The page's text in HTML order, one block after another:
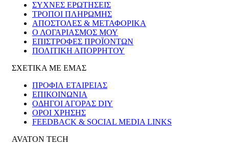
ΣΥΧΝΕΣ ΕΡΩΤΗΣΕΙΣ
ΤΡΟΠΟΙ ΠΛΗΡΩΜΗΣ
ΑΠΟΣΤΟΛΕΣ & ΜΕΤΑΦΟΡΙΚΑ
Ο ΛΟΓΑΡΙΑΣΜΟΣ ΜΟΥ
ΕΠΙΣΤΡΟΦΕΣ ΠΡΟΪΟΝΤΩΝ
ΠΟΛΙΤΙΚΗ ΑΠΟΡΡΗΤΟΥ
ΣΧΕΤΙΚΑ ΜΕ ΕΜΑΣ
ΠΡΟΦΙΛ ΕΤΑΙΡΕΙΑΣ
ΕΠΙΚΟΙΝΩΝΙΑ
ΟΔΗΓΟΙ ΑΓΟΡΑΣ DIY
ΟΡΟΙ ΧΡΗΣΗΣ
FEEDBACK & SOCIAL MEDIA LINKS
AVATON TECH